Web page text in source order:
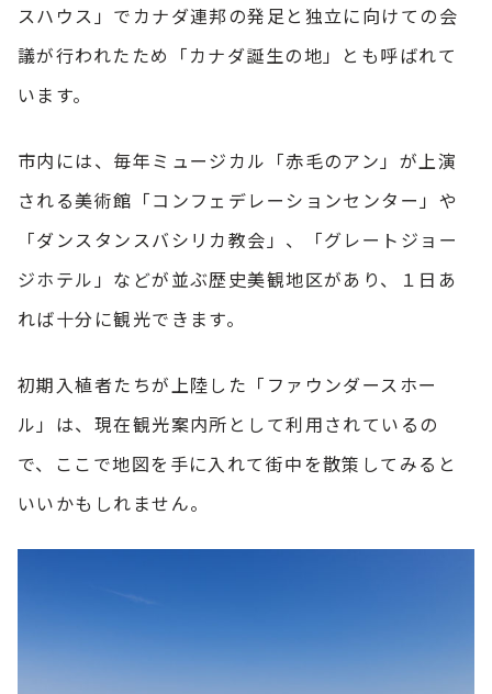
スハウス」でカナダ連邦の発足と独立に向けての会
議が行われたため「カナダ誕生の地」とも呼ばれて
います。
市内には、毎年ミュージカル「赤毛のアン」が上演
される美術館「コンフェデレーションセンター」や
「ダンスタンスバシリカ教会」、「グレートジョー
ジホテル 」などが並ぶ歴史美観地区があり、１日あ
れば十分に観光できます。
初期入植者たちが上陸した「ファウンダースホー
ル」は、現在観光案内所として利用されているの
で、ここで地図を手に入れて街中を散策してみると
いいかもしれません。